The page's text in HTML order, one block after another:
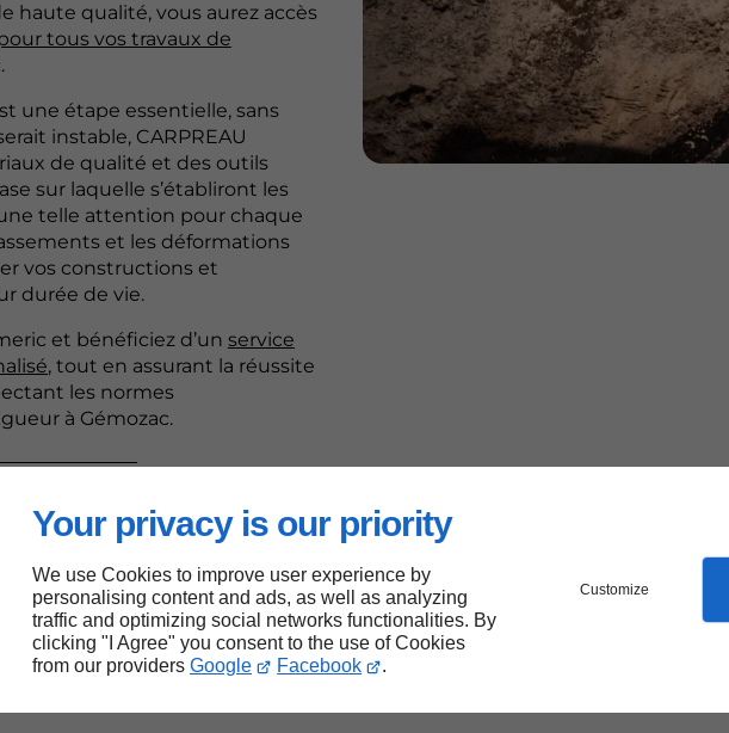
Your privacy is our priority
We use Cookies to improve user experience by
personalising content and ads, as well as analyzing
traffic and optimizing social networks functionalities. By
clicking "I Agree" you consent to the use of Cookies
from our providers Google Facebook .
Customize
haute qualité, vous aurez accès
tous vos travaux de
une étape essentielle, sans
instable, CARPREAU
de qualité et des outils
sur laquelle s’établiront les
telle attention pour chaque
et les déformations
vos constructions et
durée de vie.
et bénéficiez d’un service
, tout en assurant la réussite
les normes
à Gémozac.
matériaux
votre
à